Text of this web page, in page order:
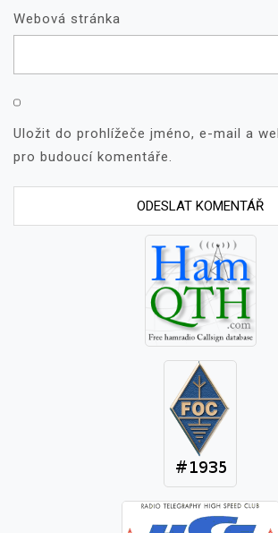
Webová stránka
Uložit do prohlížeče jméno, e-mail a
pro budoucí komentáře.